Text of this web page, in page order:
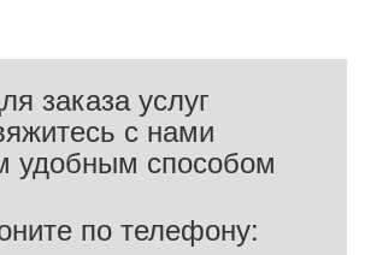
заказа услуг
с нами
способом
по телефону: